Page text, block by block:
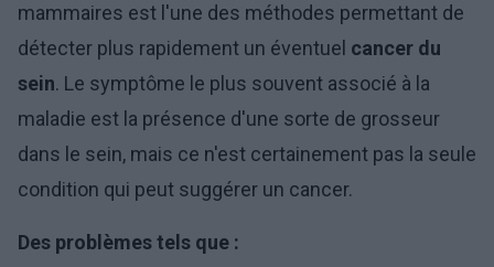
mammaires est l'une des méthodes permettant de
détecter plus rapidement un éventuel cancer du
sein. Le symptôme le plus souvent associé à la
maladie est la présence d'une sorte de grosseur
dans le sein, mais ce n'est certainement pas la seule
condition qui peut suggérer un cancer.
Des problèmes tels que :